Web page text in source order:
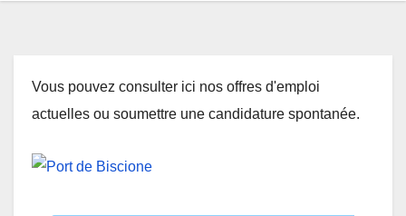
Vous pouvez consulter ici nos offres d'emploi
actuelles ou soumettre une candidature spontanée.